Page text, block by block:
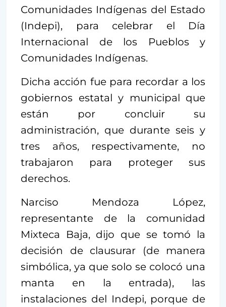
Comunidades Indígenas del Estado
(Indepi), para celebrar el Día
Internacional de los Pueblos y
Comunidades Indígenas.
Dicha acción fue para recordar a los
gobiernos estatal y municipal que
están por concluir su
administración, que durante seis y
tres años, respectivamente, no
trabajaron para proteger sus
derechos.
Narciso Mendoza López,
representante de la comunidad
Mixteca Baja, dijo que se tomó la
decisión de clausurar (de manera
simbólica, ya que solo se colocó una
manta en la entrada), las
instalaciones del Indepi, porque de